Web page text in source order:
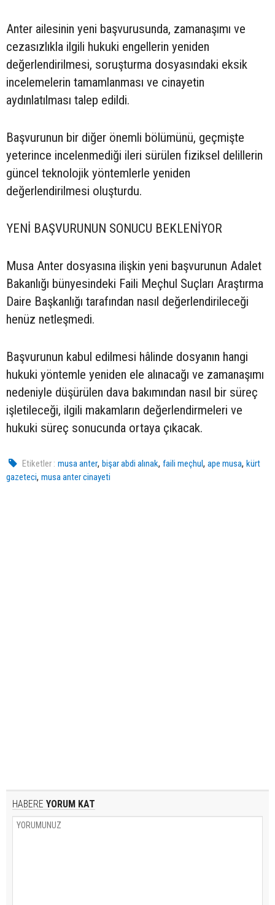
Anter ailesinin yeni başvurusunda, zamanaşımı ve
cezasızlıkla ilgili hukuki engellerin yeniden
değerlendirilmesi, soruşturma dosyasındaki eksik
incelemelerin tamamlanması ve cinayetin
aydınlatılması talep edildi.
Başvurunun bir diğer önemli bölümünü, geçmişte
yeterince incelenmediği ileri sürülen fiziksel delillerin
güncel teknolojik yöntemlerle yeniden
değerlendirilmesi oluşturdu.
YENİ BAŞVURUNUN SONUCU BEKLENİYOR
Musa Anter dosyasına ilişkin yeni başvurunun Adalet
Bakanlığı bünyesindeki Faili Meçhul Suçları Araştırma
Daire Başkanlığı tarafından nasıl değerlendirileceği
henüz netleşmedi.
Başvurunun kabul edilmesi hâlinde dosyanın hangi
hukuki yöntemle yeniden ele alınacağı ve zamanaşımı
nedeniyle düşürülen dava bakımından nasıl bir süreç
işletileceği, ilgili makamların değerlendirmeleri ve
hukuki süreç sonucunda ortaya çıkacak.
Etiketler : musa anter,bişar abdi alınak,faili meçhul,ape musa,kürt
gazeteci, musa anter cinayeti
HABERE YORUM KAT